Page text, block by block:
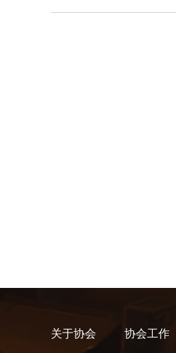
关于协会 协会工作